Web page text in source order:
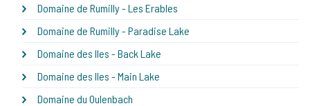
Domaine de Rumilly - Les Erables
Domaine de Rumilly - Paradise Lake
Domaine des Iles - Back Lake
Domaine des Iles - Main Lake
Domaine du Oulenbach